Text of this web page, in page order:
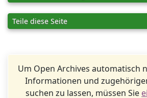
Teile diese Seite
Um Open Archives automatisch
Informationen und
suchen zu lassen, müssen Sie